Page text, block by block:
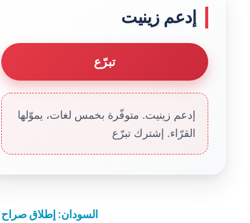
إدعم زينيت
تبرّع
إدعم زينيت. متوفّرة بخمس لغات، يموّلها
القرّاء. إشترك تبرّع
السودان: إطلاق صراح كاهنين